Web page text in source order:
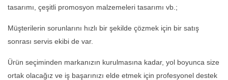
tasarımı, çeşitli promosyon malzemeleri tasarımı vb.;
Müşterilerin sorunlarını hızlı bir şekilde çözmek için bir satış
sonrası servis ekibi de var.
Ürün seçiminden markanızın kurulmasına kadar, yol boyunca size
ortak olacağız ve iş başarınızı elde etmek için profesyonel destek